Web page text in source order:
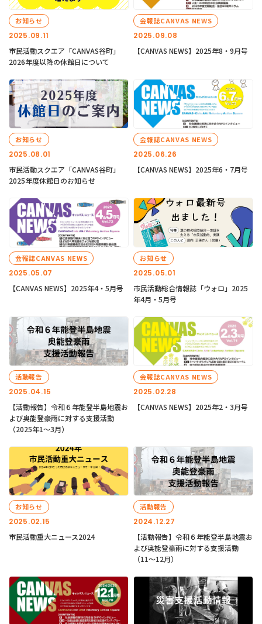
2025.09.11
お知らせ
市民活動スクエア「CANVAS谷町」
2026年度以降の休館日について
2025.09.08
会報誌CANVAS NEWS
【CANVAS NEWS】2025年8・9月号
2025.08.01
お知らせ
市民活動スクエア「CANVAS谷町」
2025年度休館日のお知らせ
2025.06.26
会報誌CANVAS NEWS
【CANVAS NEWS】2025年6・7月号
2025.05.07
会報誌CANVAS NEWS
【CANVAS NEWS】2025年4・5月号
2025.05.01
お知らせ
市民活動総合情報誌「ウォロ」2025
年4月・5月号
2025.04.15
活動報告
【活動報告】令和６年能登半島地震お
よび奥能登豪雨に対する支援活動
（2025年1〜3月）
2025.02.28
会報誌CANVAS NEWS
【CANVAS NEWS】2025年2・3月号
2025.02.15
お知らせ
市民活動重大ニュース2024
2024.12.27
活動報告
【活動報告】令和６年能登半島地震お
よび奥能登豪雨に対する支援活動
（11〜12月）